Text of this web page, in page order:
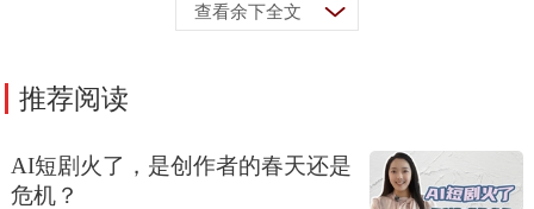
查看余下全文
推荐阅读
AI短剧火了，是创作者的春天还是
危机？